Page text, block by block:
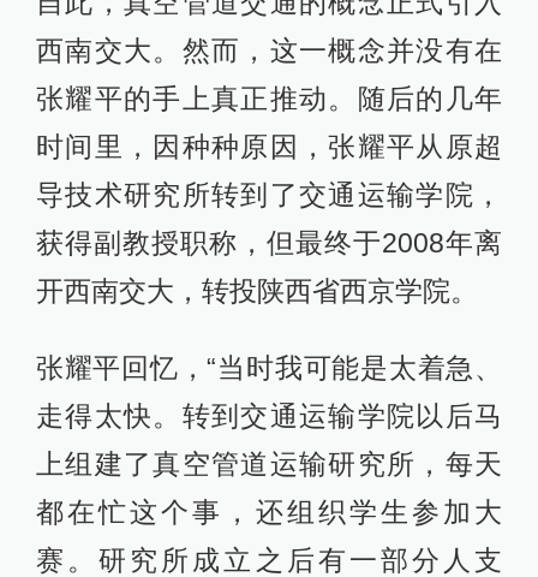
西南交大。然而，这一概念并没有在
张耀平的手上真正推动。随后的几年
时间里，因种种原因，张耀平从原超
导技术研究所转到了交通运输学院，
获得副教授职称，但最终于2008年离
开西南交大，转投陕西省西京学院。
张耀平回忆，“当时我可能是太着急、
走得太快。转到交通运输学院以后马
上组建了真空管道运输研究所，每天
都在忙这个事，还组织学生参加大
赛。研究所成立之后有一部分人支